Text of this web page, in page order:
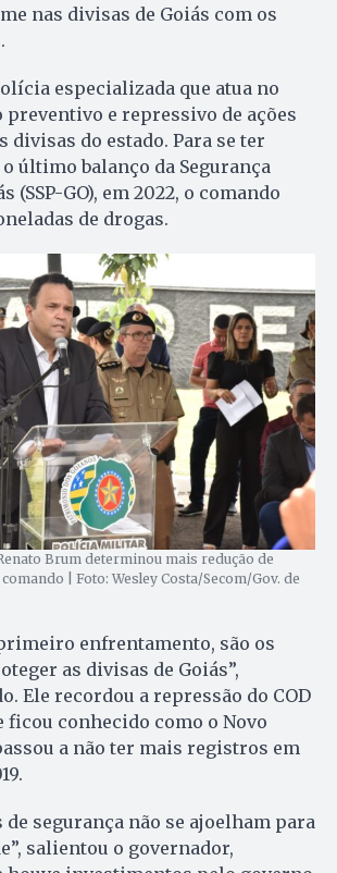
nas divisas de Goiás com os
especializada que atua no
e repressivo de ações
divisas do estado. Para se ter
último balanço da Segurança
(SSP-GO), em 2022, o comando
de drogas.
Brum determinou mais redução de
| Foto: Wesley Costa/Secom/Gov. de
enfrentamento, são os
as divisas de Goiás”,
Ele recordou a repressão do COD
ficou conhecido como o Novo
a não ter mais registros em
de segurança não se ajoelham para
salientou o governador,